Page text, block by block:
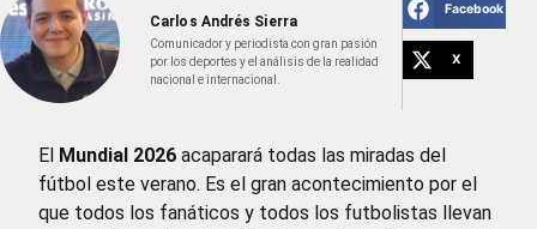
Carlos Andrés Sierra
Comunicador y periodista con gran pasión
por los deportes y el análisis de la realidad
nacional e internacional.
Facebook
X
El Mundial 2026 acaparará todas las miradas del
fútbol este verano. Es el gran acontecimiento por el
que todos los fanáticos y todos los futbolistas llevan